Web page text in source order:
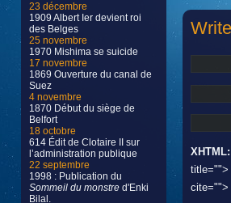
23 décembre
1909 Albert Ier devient roi
des Belges
25 novembre
1970 Mishima se suicide
17 novembre
1869 Ouverture du canal de
Suez
4 novembre
1870 Début du siège de
Belfort
18 octobre
614 Édit de Clotaire II sur
l’administration publique
22 septembre
1998 : Publication du
Sommeil du monstre d'Enki
Bilal.
XHTML:
title="">
cite="">